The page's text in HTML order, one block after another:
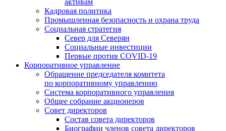
активам
Кадровая политика
Промышленная безопасность и охрана труда
Социальная стратегия
Север для Северян
Социальные инвестиции
Первые против COVID‑19
Корпоративное управление
Обращение председателя комитета
по корпоративному управлению
Система корпоративного управления
Общее собрание акционеров
Совет директоров
Состав совета директоров
Биографии членов совета директоров